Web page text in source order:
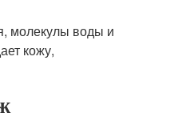
молекулы воды и
кожу,